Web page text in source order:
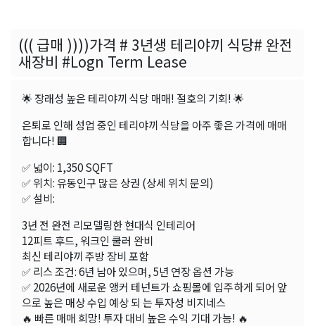
((( 급매 ))))가격 # 3년생 테리야끼 식당# 완전
새장비 #Logn Term Lease
🌟 장래성 높은 테리야끼 식당 매매! 절호의 기회! 🌟
은퇴로 인해 성업 중인 테리야끼 식당을 아주 좋은 가격에 매매
합니다! 🏢
✅ 넓이: 1,350 SQFT
✅ 위치: 유동인구 많은 상권 (상세 위치 문의)
✅ 설비:
3년 전 완전 리모델링한 현대식 인테리어
12피트 후드, 워크인 쿨러 완비
최신 테리야끼 주방 장비 포함
✅ 리스 조건: 6년 남아 있으며, 5년 연장 옵션 가능
✅ 2026년에 새로운 앵커 테넌트가 쇼핑몰에 입주하게 되어 앞
으로 높은 매상 수입 예상 되 는 투자성 비지네스
🔥 빠른 매매 희망! 투자 대비 높은 수익 기대 가능! 🔥